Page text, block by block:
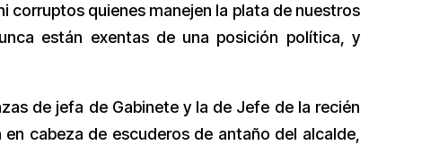
corruptos quienes manejen la plata de nuestros
están exentas de una posición política, y
de jefa de Gabinete y la de Jefe de la recién
cabeza de escuderos de antaño del alcalde,